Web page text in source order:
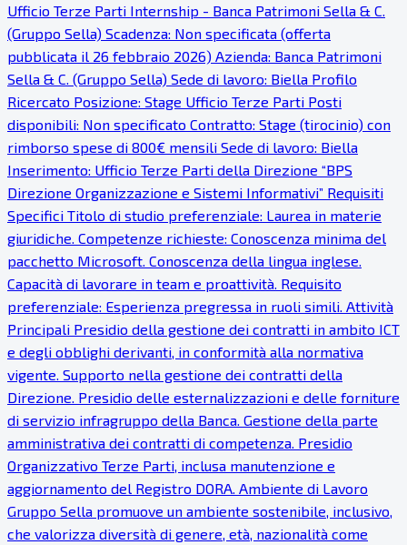
Ufficio Terze Parti Internship - Banca Patrimoni Sella & C.
(Gruppo Sella) Scadenza: Non specificata (offerta
pubblicata il 26 febbraio 2026) Azienda: Banca Patrimoni
Sella & C. (Gruppo Sella) Sede di lavoro: Biella Profilo
Ricercato Posizione: Stage Ufficio Terze Parti Posti
disponibili: Non specificato Contratto: Stage (tirocinio) con
rimborso spese di 800€ mensili Sede di lavoro: Biella
Inserimento: Ufficio Terze Parti della Direzione “BPS
Direzione Organizzazione e Sistemi Informativi” Requisiti
Specifici Titolo di studio preferenziale: Laurea in materie
giuridiche. Competenze richieste: Conoscenza minima del
pacchetto Microsoft. Conoscenza della lingua inglese.
Capacità di lavorare in team e proattività. Requisito
preferenziale: Esperienza pregressa in ruoli simili. Attività
Principali Presidio della gestione dei contratti in ambito ICT
e degli obblighi derivanti, in conformità alla normativa
vigente. Supporto nella gestione dei contratti della
Direzione. Presidio delle esternalizzazioni e delle forniture
di servizio infragruppo della Banca. Gestione della parte
amministrativa dei contratti di competenza. Presidio
Organizzativo Terze Parti, inclusa manutenzione e
aggiornamento del Registro DORA. Ambiente di Lavoro
Gruppo Sella promuove un ambiente sostenibile, inclusivo,
che valorizza diversità di genere, età, nazionalità come